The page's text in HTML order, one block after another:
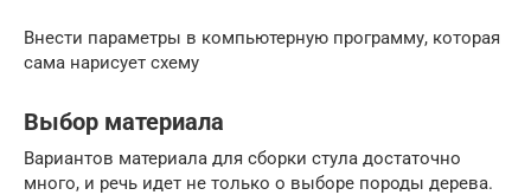
Внести параметры в компьютерную программу, которая
сама нарисует схему
Выбор материала
Вариантов материала для сборки стула достаточно
много, и речь идет не только о выборе породы дерева.